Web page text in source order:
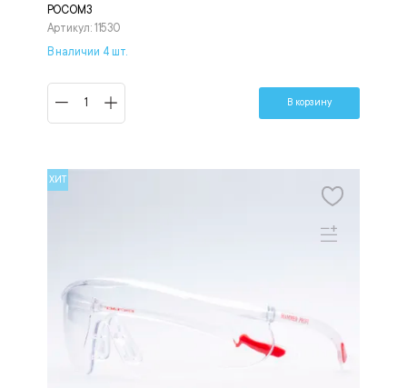
РОСОМЗ
Артикул: 11530
В наличии 4 шт.
В корзину
ХИТ